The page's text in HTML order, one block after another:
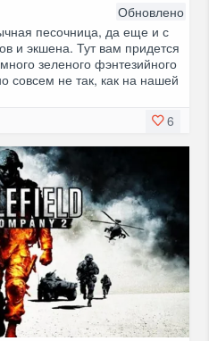
Обновлено
песочница, да еще и с
и экшена. Тут вам придется
зеленого фэнтезийного
совсем не так, как на нашей
6